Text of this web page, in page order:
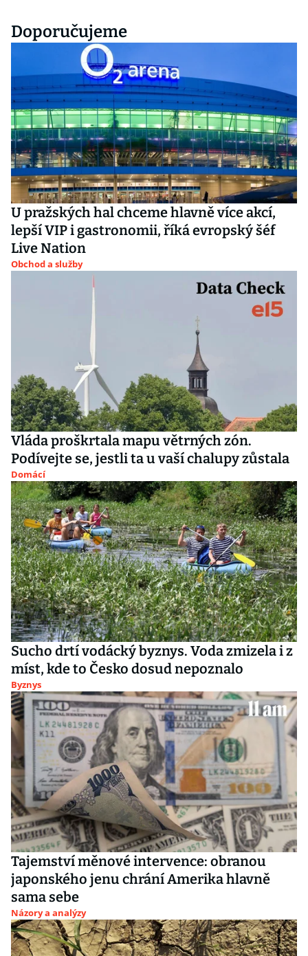
Doporučujeme
U pražských hal chceme hlavně více akcí,
lepší VIP i gastronomii, říká evropský šéf
Live Nation
Obchod a služby
Vláda proškrtala mapu větrných zón.
Podívejte se, jestli ta u vaší chalupy zůstala
Domácí
Sucho drtí vodácký byznys. Voda zmizela i z
míst, kde to Česko dosud nepoznalo
Byznys
Tajemství měnové intervence: obranou
japonského jenu chrání Amerika hlavně
sama sebe
Názory a analýzy